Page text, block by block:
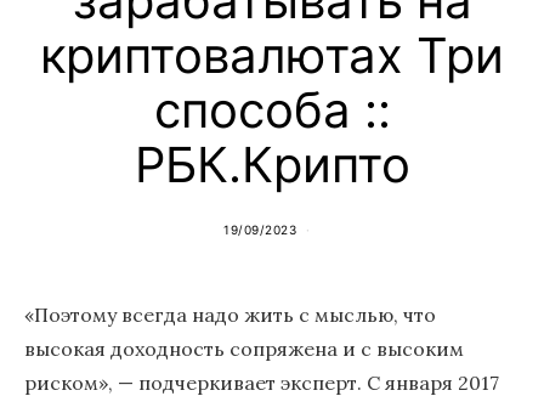
криптовалютах Три
способа ::
РБК.Крипто
19/09/2023
«Поэтому всегда надо жить с мыслью, что
высокая доходность сопряжена и с высоким
риском», — подчеркивает эксперт. С января 2017